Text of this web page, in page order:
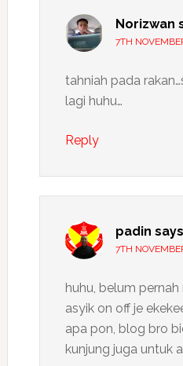
Norizwan
7TH
tahniah pada
lagi huhu…
Reply
padin says
7TH
huhu, belum
asyik on off je
apa pon, blog bro
kunjung juga untuk